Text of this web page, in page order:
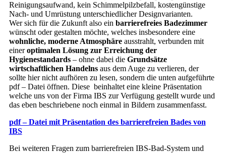
Reinigungsaufwand, kein Schimmelpilzbefall, kostengünstige
Nach- und Umrüstung unterschiedlicher Designvarianten.
Wer sich für die Zukunft also ein barrierefreies Badezimmer
wünscht oder gestalten möchte, welches insbesondere eine
wohnliche, moderne Atmosphäreausstrahlt, verbunden mit
eineroptimalen Lösung zur Erreichung der
Hygienestandards– ohne dabei die Grundsätze
wirtschaftlichen Handelnsaus dem Auge zu verlieren, der
sollte hier nicht aufhören zu lesen, sondern die unten aufgeführte
pdf – Datei öffnen. Diese beinhaltet eine kleine Präsentation
welche uns von der Firma IBS zur Verfügung gestellt wurde und
das eben beschriebene noch einmal in Bildern zusammenfasst.
pdf – Datei mit Präsentation des barrierefreien Bades von
IBS
Bei weiteren Fragen zum barrierefreien IBS-Bad-System und